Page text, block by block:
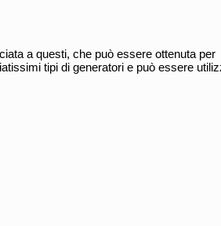
a questi, che può essere ottenuta per
tipi di generatori e può essere